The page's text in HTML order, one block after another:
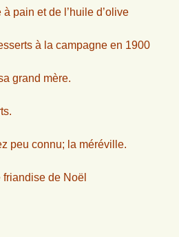
pain et de l’huile d’olive
à la campagne en 1900
grand mère.
peu connu; la méréville.
de Noël